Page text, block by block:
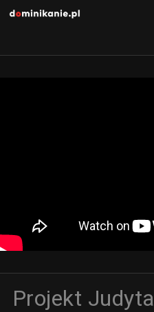
Projekt Judyta